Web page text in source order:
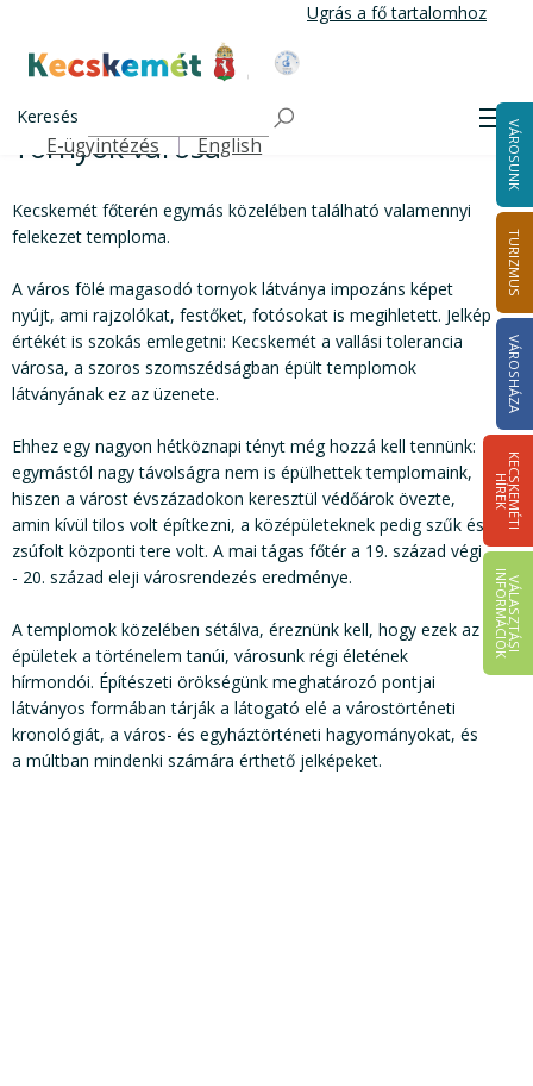
tartalomra
Ugrás a fő tartalomhoz
Kecskemét Város Honlapja
Keresés
Felső navigáció
E-ügyintézés English VÁROSUNK
TURIZMUS
VÁROSHÁZA
K
E
C
S
K
E
M
É
T
I
HÍ
R
E
K
V
Á
L
A
S
Z
T
Á
S
I
IN
F
O
R
M
Á
C
I
Ó
K
Tornyok városa
Kecskemét főterén egymás közelében található valamennyi
felekezet temploma.
A város fölé magasodó tornyok látványa impozáns képet
nyújt, ami rajzolókat, festőket, fotósokat is megihletett. Jelkép
értékét is szokás emlegetni: Kecskemét a vallási tolerancia
városa, a szoros szomszédságban épült templomok
látványának ez az üzenete.
Ehhez egy nagyon hétköznapi tényt még hozzá kell tennünk:
egymástól nagy távolságra nem is épülhettek templomaink,
hiszen a várost évszázadokon keresztül védőárok övezte,
amin kívül tilos volt építkezni, a középületeknek pedig szűk és
zsúfolt központi tere volt. A mai tágas főtér a 19. század végi
- 20. század eleji városrendezés eredménye.
A templomok közelében sétálva, éreznünk kell, hogy ezek az
épületek a történelem tanúi, városunk régi életének
hírmondói. Építészeti örökségünk meghatározó pontjai
látványos formában tárják a látogató elé a várostörténeti
kronológiát, a város- és egyháztörténeti hagyományokat, és
a múltban mindenki számára érthető jelképeket.